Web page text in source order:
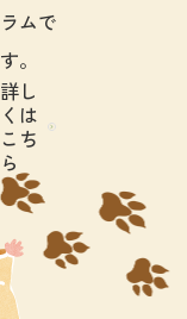
ラムで
す。
詳し
くは
こち
ら